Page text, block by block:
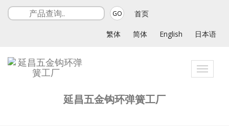
GO 首页
繁体 简体 English 日本语
Toggle
延昌五金钩环弹簧工厂